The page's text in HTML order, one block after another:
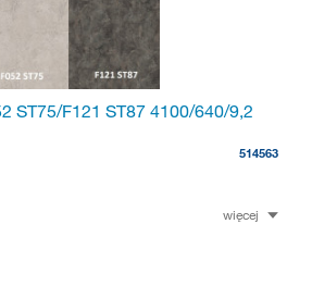
ST75/F121 ST87 4100/640/9,2
514563
więcej